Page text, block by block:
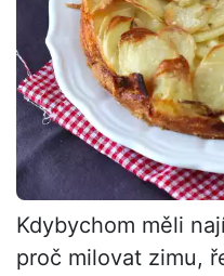
Kdybychom měli
proč milovat zimu,